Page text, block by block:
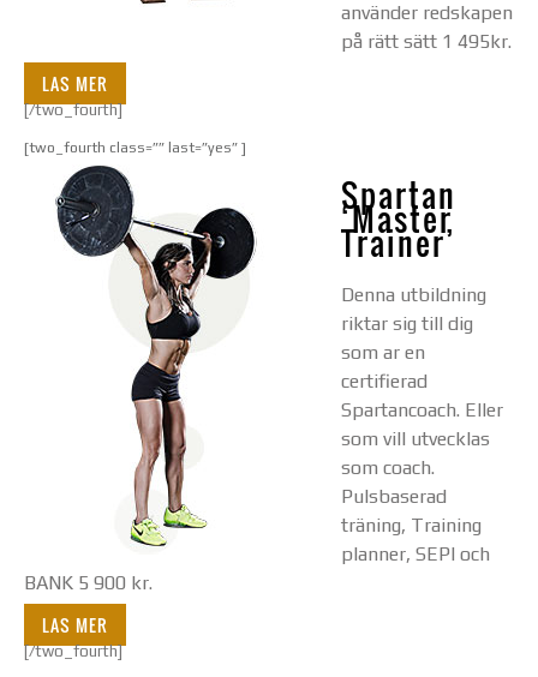
använder redskapen
på rätt sätt 1 495kr.
LAS MER
[/two_fourth]
[two_fourth class=”” last=”yes” ]
Spartan
‘Master
Trainer’
Denna utbildning
riktar sig till dig
som ar en
certifierad
Spartancoach. Eller
som vill utvecklas
som coach.
Pulsbaserad
träning, Training
planner, SEPI och
BANK 5 900 kr.
LAS MER
[/two_fourth]